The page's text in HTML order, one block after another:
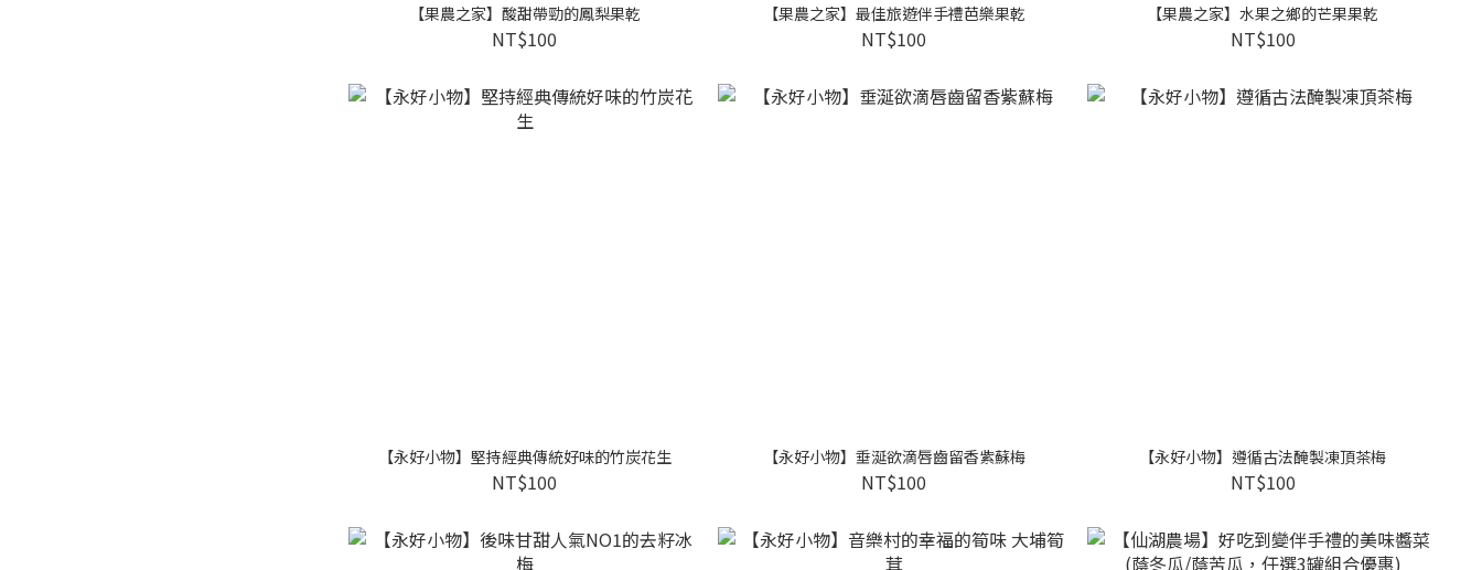
【果農之家】酸甜帶勁的鳳梨果乾
NT$100
【果農之家】最佳旅遊伴手禮芭樂果乾
NT$100
【果農之家】水果之鄉的芒果果乾
NT$100
【永好小物】堅持經典傳統好味的竹炭花生
NT$100
【永好小物】垂涎欲滴唇齒留香紫蘇梅
NT$100
【永好小物】遵循古法醃製凍頂茶梅
NT$100